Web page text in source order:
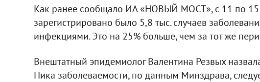
Как ранее сообщало ИА «НОВЫЙ МОСТ», с 11 по 15
зарегистрировано было 5,8 тыс. случаев
инфекциями. Это на 25% больше, чем за тот же
Внештатный эпидемиолог Валентина Резвых
Пика заболеваемости, по данным Минздрава,